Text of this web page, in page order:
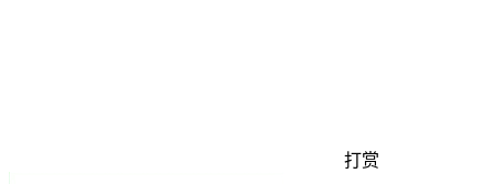
打赏